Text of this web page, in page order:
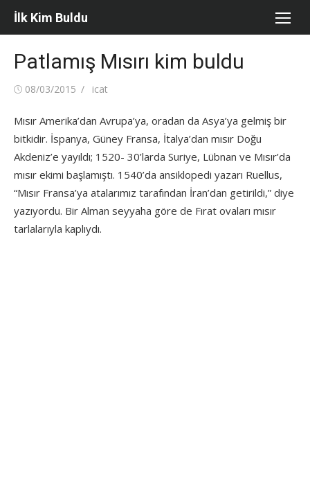
Skip
İlk Kim Buldu
Patlamış Mısırı kim buldu
Posted
08/03/2015 Author
icat
Mısır Amerika’dan Avrupa’ya, oradan da Asya’ya gelmiş bir
bitkidir. İspanya, Güney Fransa, İtalya’dan mısır Doğu
Akdeniz’e yayıldı; 1520- 30’larda Suriye, Lübnan ve Mısır’da
mısır ekimi başlamıştı. 1540’da ansiklopedi yazarı Ruellus,
“Mısır Fransa’ya atalarımız tarafından İran’dan getirildi,” diye
yazıyordu. Bir Alman seyyaha göre de Fırat ovaları mısır
tarlalarıyla kaplıydı.